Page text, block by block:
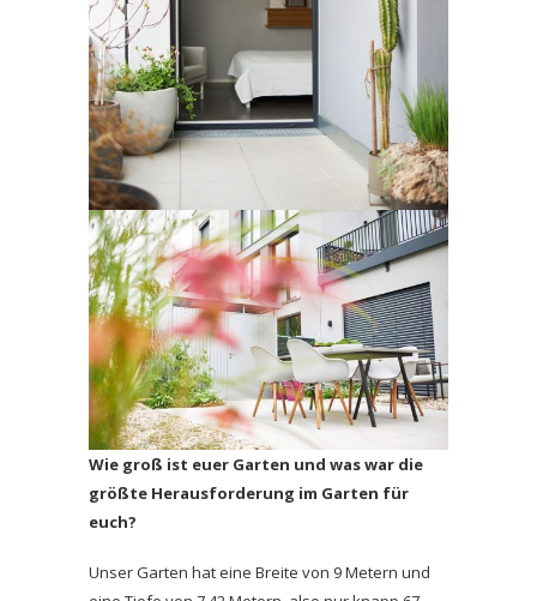
Wie groß ist euer Garten und was war die
größte Herausforderung im Garten für
euch?
Unser Garten hat eine Breite von 9 Metern und